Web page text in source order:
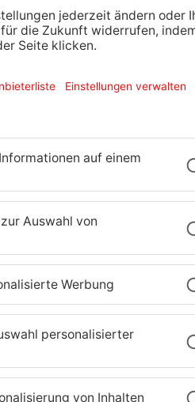
in Dorfprozelten. Eine
an ihrem Wagen
und rammte eine
nach Angaben der